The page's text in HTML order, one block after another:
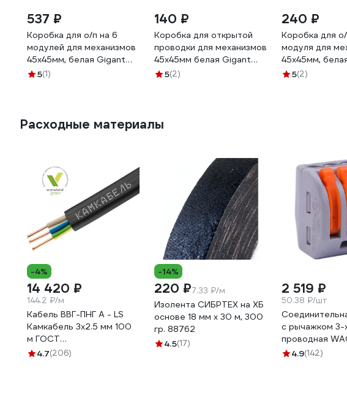
537 ₽
Коробка для о/п на 6
модулей для механизмов
45х45мм, белая Gigant
72946-1GI
5(1)
140 ₽
Коробка для открытой
проводки для механизмов
45х45мм белая Gigant
72914-1GI
5(2)
240 ₽
Коробка для
модуля для
45х45мм,
72944-1GI
5(2)
Расходные материалы
-4%
14 420 ₽
144.2 ₽/м
Кабель ВВГ-ПНГ А - LS
Камкабель 3x2.5 мм 100
м ГОСТ
1157К30HG00070А0100М
4.7(206)
-14%
220 ₽7.33 ₽/м
Изолента СИБРТЕХ на ХБ
основе 18 мм х 30 м, 300
гр. 88762
4.5(17)
2 519 ₽
50.38 ₽/шт
с рычажком 3-
проводная
2,5мм, 400В,
4.9(142)